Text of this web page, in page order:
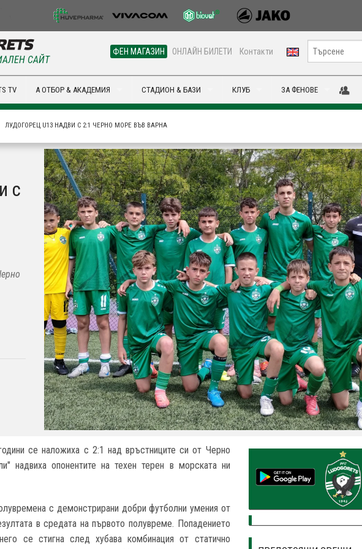
ФЕН МАГАЗИН ОНЛАЙН БИЛЕТИ Контакти
САЙТ
TV А ОТБОР & АКАДЕМИЯ СТАДИОН & БАЗИ КЛУБ ЗА ФЕНОВЕ
ЛУДОГОРЕЦ U13 НАДВИ С 2:1 ЧЕРНО МОРЕ ВЪВ ВАРНА
с
се наложиха с 2:1 над връстниците си от Черно
надвиха опонентите на техен терен в морската ни
с демонстрирани добри футболни умения от
в средата на първото полувреме. Попадението
се стигна след хубава комбинация от статично